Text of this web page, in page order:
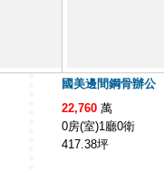
國美邊間鋼骨辦公
22,760 萬
0房(室)1廳0衛
417.38坪